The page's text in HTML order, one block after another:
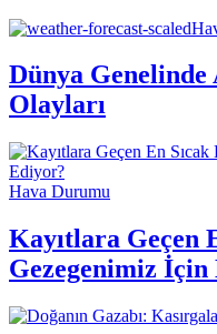
Dünya
Olayları
Hava Durumu
Kayıtlara Geçen
Gezegenimiz